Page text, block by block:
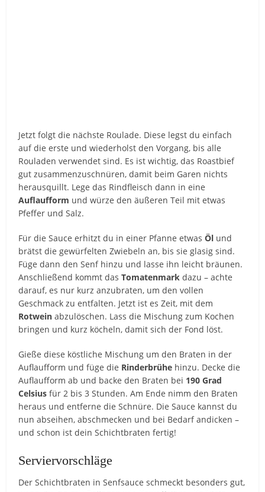
Jetzt folgt die nächste Roulade. Diese legst du einfach
auf die erste und wiederholst den Vorgang, bis alle
Rouladen verwendet sind. Es ist wichtig, das Roastbief
gut zusammenzuschnüren, damit beim Garen nichts
herausquillt. Lege das Rindfleisch dann in eine
Auflaufform und würze den äußeren Teil mit etwas
Pfeffer und Salz.
Für die Sauce erhitzt du in einer Pfanne etwasÖl und
brätst die gewürfelten Zwiebeln an, bis sie glasig sind.
Füge dann den Senf hinzu und lasse ihn leicht bräunen.
Anschließend kommt dasTomatenmark dazu – achte
darauf, es nur kurz anzubraten, um den vollen
Geschmack zu entfalten. Jetzt ist es Zeit, mit dem
Rotwein abzulöschen. Lass die Mischung zum Kochen
bringen und kurz köcheln, damit sich der Fond löst.
Gieße diese köstliche Mischung um den Braten in der
Auflaufform und füge die Rinderbrühe hinzu. Decke die
Auflaufform ab und backe den Braten bei 190 Grad
Celsius für 2 bis 3 Stunden. Am Ende nimm den Braten
heraus und entferne die Schnüre. Die Sauce kannst du
nun abseihen, abschmecken und bei Bedarf andicken –
und schon ist dein Schichtbraten fertig!
Serviervorschläge
Der Schichtbraten in Senfsauce schmeckt besonders gut,